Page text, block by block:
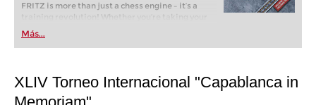
FRITZ is more than just a chess engine – it’s a
training revolution! Whether you’re taking your
first steps into the world of club chess, or already
playing at a tournament level: with FRITZ, you can
train more efficiently, intelligently and with a
Más...
XLIV Torneo Internacional "Capablanca in